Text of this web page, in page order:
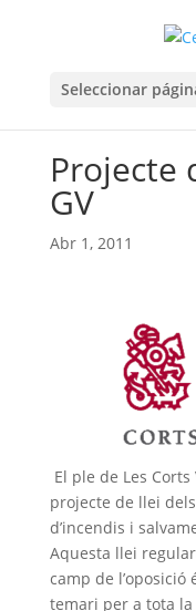
Seleccionar
Projecte
GV
Abr 1, 2011
El ple de Les
projecte de llei
d’incendis i
Aquesta llei
camp de l’oposició
temari per a tota